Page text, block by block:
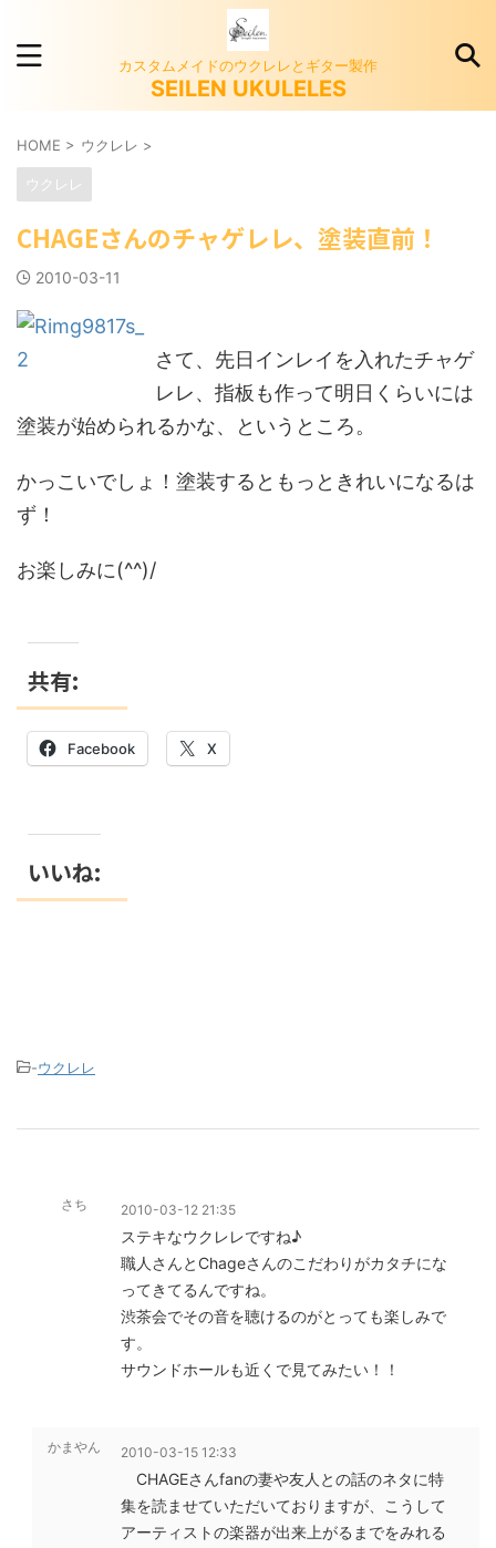
カスタムメイドのウクレレとギター製作
SEILEN UKULELES
HOME > ウクレレ >
ウクレレ
CHAGEさんのチャゲレレ、塗装直前！
2010-03-11
さて、先日インレイを入れたチャゲ
レレ、指板も作って明日くらいには
塗装が始められるかな、というところ。
かっこいでしょ！塗装するともっときれいになるは
ず！
お楽しみに(^^)/
共有:
Facebook X
いいね:
-ウクレレ
さち 2010-03-12 21:35
ステキなウクレレですね♪
職人さんとChageさんのこだわりがカタチにな
ってきてるんですね。
渋茶会でその音を聴けるのがとっても楽しみで
す。
サウンドホールも近くで見てみたい！！
かまやん 2010-03-15 12:33
CHAGEさんfanの妻や友人との話のネタに特
集を読ませていただいておりますが、こうして
アーティストの楽器が出来上がるまでをみれる